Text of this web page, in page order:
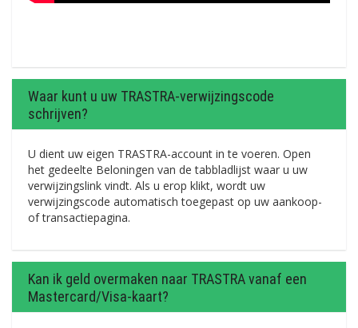
Waar kunt u uw TRASTRA-verwijzingscode
schrijven?
U dient uw eigen TRASTRA-account in te voeren. Open
het gedeelte Beloningen van de tabbladlijst waar u uw
verwijzingslink vindt. Als u erop klikt, wordt uw
verwijzingscode automatisch toegepast op uw aankoop-
of transactiepagina.
Kan ik geld overmaken naar TRASTRA vanaf een
Mastercard/Visa-kaart?